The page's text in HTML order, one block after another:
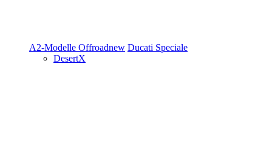
A2-Modelle Offroadnew Ducati Speciale
DesertX